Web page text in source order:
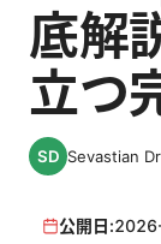
底解
立つ
Sevastian
公開日: